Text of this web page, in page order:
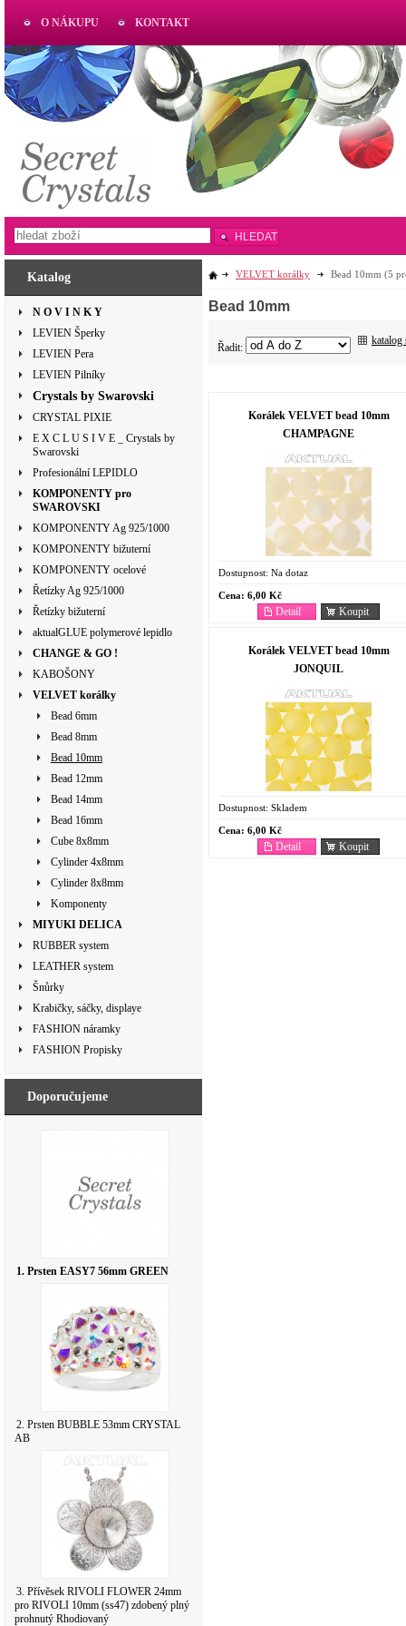
Katalog
N O V I N K Y
LEVIEN Šperky
LEVIEN Pera
LEVIEN Pilníky
Crystals by Swarovski
CRYSTAL PIXIE
E X C L U S I V E _ Crystals by
Swarovski
Profesionální LEPIDLO
KOMPONENTY pro
SWAROVSKI
KOMPONENTY Ag 925/1000
KOMPONENTY bižuterní
KOMPONENTY ocelové
Řetízky Ag 925/1000
Řetízky bižuterní
aktualGLUE polymerové lepidlo
CHANGE & GO !
KABOŠONY
VELVET korálky
Bead 6mm
Bead 8mm
Bead 10mm
Bead 12mm
Bead 14mm
Bead 16mm
Cube 8x8mm
Cylinder 4x8mm
Cylinder 8x8mm
Komponenty
MIYUKI DELICA
RUBBER system
LEATHER system
Šnůrky
Krabičky, sáčky, displaye
FASHION náramky
FASHION Propisky
Doporučujeme
1. Prsten EASY7 56mm GREEN
2. Prsten BUBBLE 53mm CRYSTAL
AB
3. Přívěsek RIVOLI FLOWER 24mm
pro RIVOLI 10mm (ss47) zdobený plný
prohnutý Rhodiovaný
VELVET korálky Bead 10mm (5
Bead 10mm
Řadit:
katalog
Korálek VELVET bead 10mm
CHAMPAGNE
Dostupnost: Na dotaz
Cena: 6,00 Kč
Koupit
Detail
Korálek VELVET bead 10mm
JONQUIL
Dostupnost: Skladem
Cena: 6,00 Kč
Koupit
Detail
O NÁKUPU KONTAKT
AKTUAL
www.aktual-koralky.cz
HLEDAT